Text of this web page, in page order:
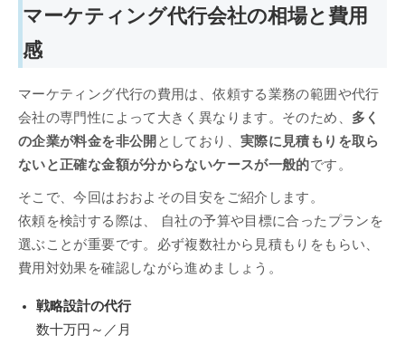
マーケティング代行会社の相場と費用
感
マーケティング代行の費用は、依頼する業務の範囲や代行
会社の専門性によって大きく異なります。そのため、 多く
の企業が料金を非公開 としており、 実際に見積もりを取ら
ないと正確な金額が分からないケースが一般的です。
そこで、今回はおおよその目安をご紹介します。
依頼を検討する際は、 自社の予算や目標に合ったプランを
選ぶことが重要です。必ず複数社から見積もりをもらい、
費用対効果を確認しながら進めましょう。
戦略設計の代行
数十万円～／月